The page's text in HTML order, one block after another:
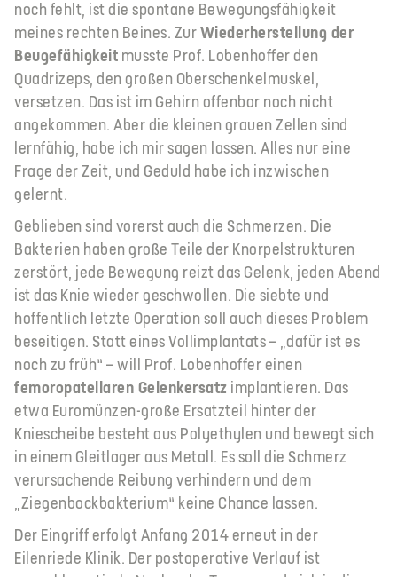
noch fehlt, ist die spontane Bewegungsfähigkeit
meines rechten Beines. ZurWiederherstellung der
Beugefähigkeit musste Prof. Lobenhoffer den
Quadrizeps, den großen Oberschenkelmuskel,
versetzen. Das ist im Gehirn offenbar noch nicht
angekommen. Aber die kleinen grauen Zellen sind
lernfähig, habe ich mir sagen lassen. Alles nur eine
Frage der Zeit, und Geduld habe ich inzwischen
gelernt.
Geblieben sind vorerst auch die Schmerzen. Die
Bakterien haben große Teile der Knorpelstrukturen
zerstört, jede Bewegung reizt das Gelenk, jeden Abend
ist das Knie wieder geschwollen. Die siebte und
hoffentlich letzte Operation soll auch dieses Problem
beseitigen. Statt eines Vollimplantats – „dafür ist es
noch zu früh“ – will Prof. Lobenhoffer einen
femoropatellaren Gelenkersatz implantieren. Das
etwa Euromünzen-große Ersatzteil hinter der
Kniescheibe besteht aus Polyethylen und bewegt sich
in einem Gleitlager aus Metall. Es soll die Schmerz
verursachende Reibung verhindern und dem
„Ziegenbockbakterium“ keine Chance lassen.
Der Eingriff erfolgt Anfang 2014 erneut in der
Eilenriede Klinik. Der postoperative Verlauf ist